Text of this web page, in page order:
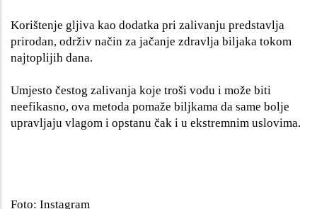
Korištenje gljiva kao dodatka pri zalivanju predstavlja
prirodan, održiv način za jačanje zdravlja biljaka tokom
najtoplijih dana.
Umjesto čestog zalivanja koje troši vodu i može biti
neefikasno, ova metoda pomaže biljkama da same bolje
upravljaju vlagom i opstanu čak i u ekstremnim uslovima.
Foto: Instagram